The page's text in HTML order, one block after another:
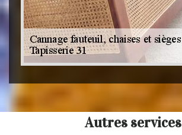
Autres services